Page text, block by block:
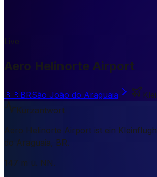
Live
Aero Helinorte Airport
🇧🇷BRSão João do Araguaia
Kurzantwort
Aero Helinorte Airport ist ein
do Araguaia, BR.
147 m ü. NN.